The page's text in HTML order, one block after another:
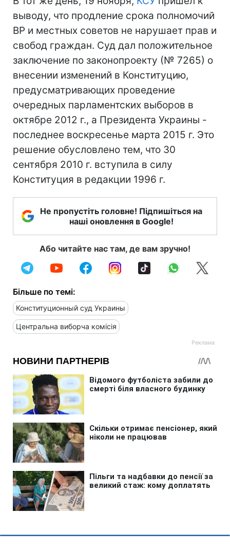
выводу, что продление срока полномочий
ВР и местных советов не нарушает прав и
свобод граждан. Суд дал положительное
заключение по законопроекту (№ 7265) о
внесении изменений в Конституцию,
предусматривающих проведение
очередных парламентских выборов в
октябре 2012 г., а Президента Украины -
последнее воскресенье марта 2015 г. Это
решение обусловлено тем, что 30
сентября 2010 г. вступила в силу
Конституция в редакции 1996 г.
Не пропустіть головне! Підпишіться на
наші оновлення в Google!
Або читайте нас там, де вам зручно!
Більше по темі:
Конституционный суд Украины
Центральна виборча комісія